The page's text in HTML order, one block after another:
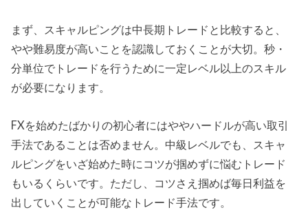
まず、スキャルピングは中長期トレードと比較すると、
やや難易度が高いことを認識しておくことが大切。秒・
分単位でトレードを行うために一定レベル以上のスキル
が必要になります。
FXを始めたばかりの初心者にはややハードルが高い取引
手法であることは否めません。中級レベルでも、スキャ
ルピングをいざ始めた時にコツが掴めずに悩むトレード
もいるくらいです。ただし、コツさえ掴めば毎日利益を
出していくことが可能なトレード手法です。